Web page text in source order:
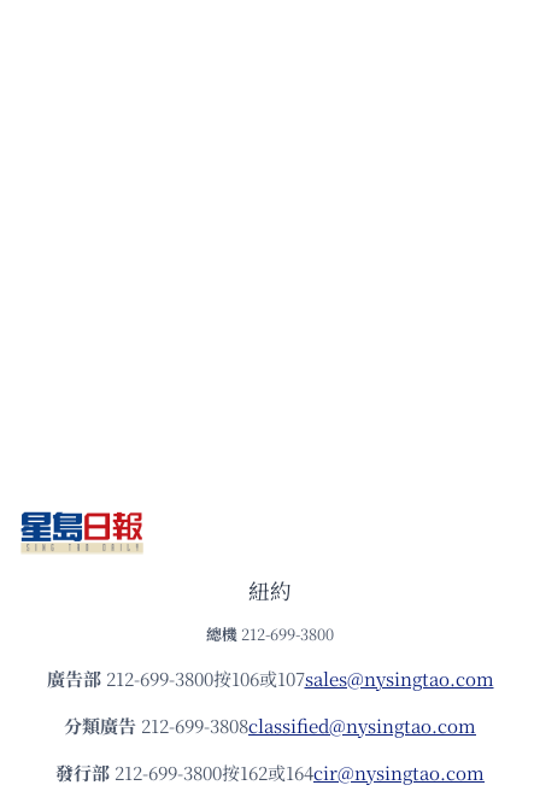
紐約
總機 212-699-3800
廣告部212-699-3800按106或107sales@nysingtao.com
分類廣告 212-699-3808classified@nysingtao.com
發⾏部 212-699-3800按162或164cir@nysingtao.com